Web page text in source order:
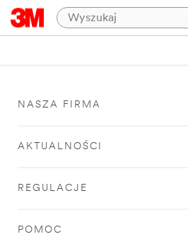
NASZA FIRMA
AKTUALNOŚCI
REGULACJE
POMOC